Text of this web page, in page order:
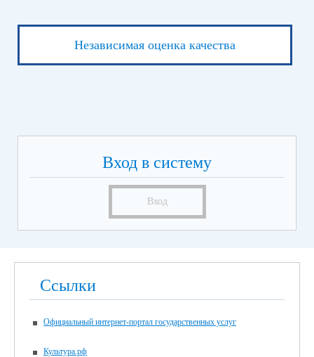
Независимая оценка качества
Вход в систему
Вход
Ссылки
Официальный интернет-портал государственных услуг
Культура.рф